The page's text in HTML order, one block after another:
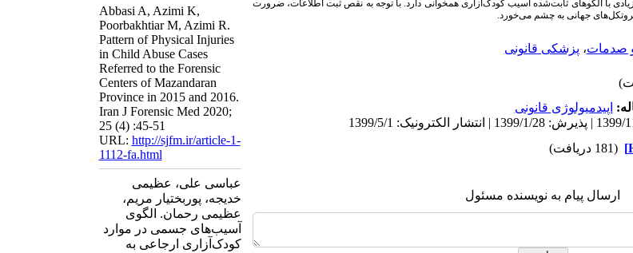
با الگوهای ثابت‌شده آسیب کودک‌آزاری همخوانی دارد. با توجه به نقص ثبت اطلاعات، ضرورت
پروتکل‌های جهانی به چشم می‌خورد.
صدمات، پزشکی قانونی
اپيدميولوژی قانونی
(181 دریافت)
ارسال پیام به نویسنده مسئول
Abbasi A, Azimi K,
Poorbakhtiar M, Azimi R.
Pattern of Physical Injuries
in Child Abuse Cases
Referred to the Forensic
Centers of Mazandaran
Province in 2015 and 2016.
Iran J Forensic Med 2020;
25 (4) :45-51
URL: http://sjfm.ir/article-1-
1112-fa.html
عباسی علی، عظیمی
خدیجه، پوربختیار مریم،
عظیمی رحمان. الگوی
آسیب‌های جسمی در موارد
کودک‌آزاری ارجاعی به